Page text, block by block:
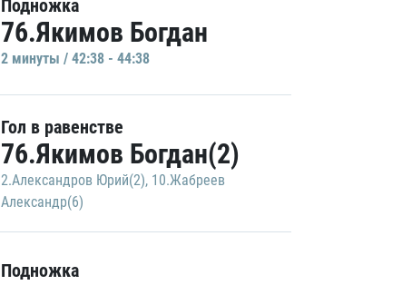
Подножка
76.Якимов Богдан
2 минуты / 42:38 - 44:38
Гол в равенстве
76.Якимов Богдан(2)
2.Александров Юрий(2), 10.Жабреев
Александр(6)
Подножка